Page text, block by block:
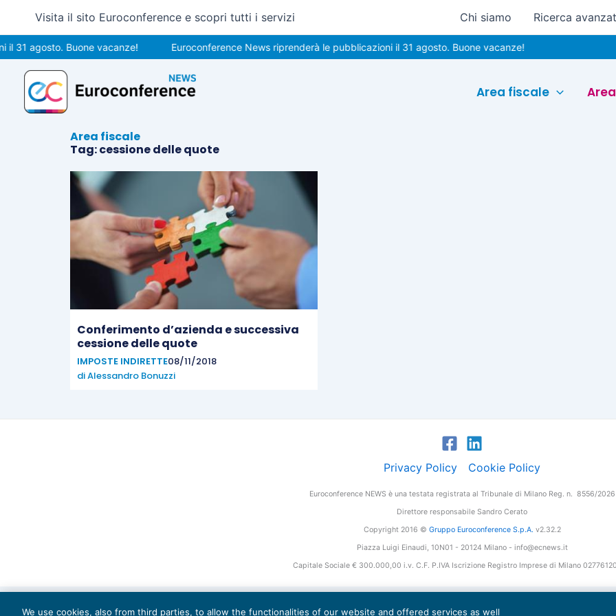
contenuto
Visita il sito Euroconference e scopri tutti i servizi Chi siamo Ricerca
31 agosto. Buone vacanze! Euroconference News riprenderà le pubblicazioni il 31 agosto. Buone vacanze!
Area fiscale
Area fiscale
Tag: cessione delle quote
Conferimento d’azienda e successiva
cessione delle quote
IMPOSTE INDIRETTE08/11/2018
diAlessandro Bonuzzi
Privacy Policy Cookie Policy
Euroconference NEWS è una testata registrata al Tribunale di Milano Reg. n. 8556/2026
Direttore responsabile Sandro Cerato
Copyright 2016 © Gruppo Euroconference S.p.A. v2.32.2
Piazza Luigi Einaudi, 10N01 - 20124 Milano - info@ecnews.it
Capitale Sociale € 300.000,00 i.v. C.F. P.IVA Iscrizione Registro Imprese di Milano
We use cookies, also from third parties, to allow the functionalities of our website and offered services as well